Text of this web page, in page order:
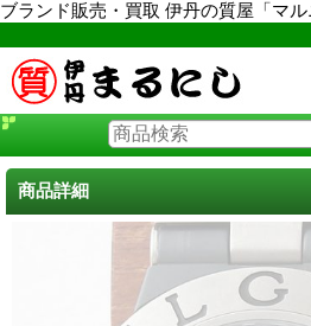
ブランド販売・買取 伊丹の質屋「マル
商品詳細